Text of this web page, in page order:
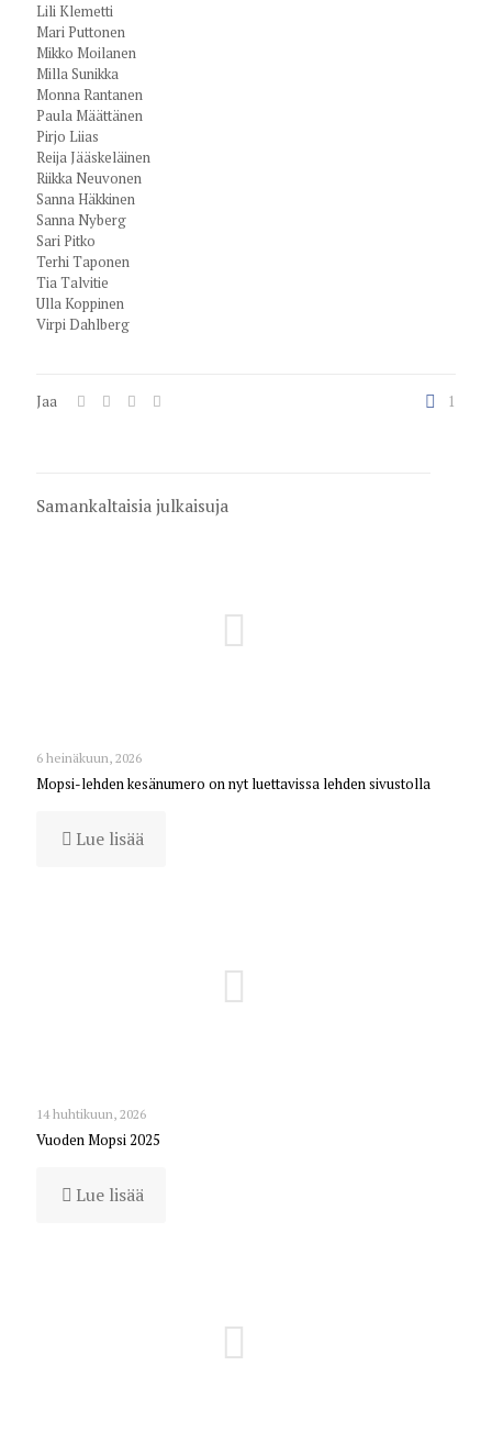
Lili Klemetti
Mari Puttonen
Mikko Moilanen
Milla Sunikka
Monna Rantanen
Paula Määttänen
Pirjo Liias
Reija Jääskeläinen
Riikka Neuvonen
Sanna Häkkinen
Sanna Nyberg
Sari Pitko
Terhi Taponen
Tia Talvitie
Ulla Koppinen
Virpi Dahlberg
Jaa 1
Samankaltaisia julkaisuja
6 heinäkuun, 2026
Mopsi-lehden kesänumero on nyt luettavissa lehden sivustolla
Lue lisää
14 huhtikuun, 2026
Vuoden Mopsi 2025
Lue lisää